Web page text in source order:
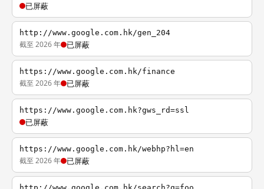
已屏蔽
http://www.google.com.hk/gen_204
截至 2026 年 已屏蔽
https://www.google.com.hk/finance
截至 2026 年 已屏蔽
https://www.google.com.hk?gws_rd=ssl
已屏蔽
https://www.google.com.hk/webhp?hl=en
截至 2026 年 已屏蔽